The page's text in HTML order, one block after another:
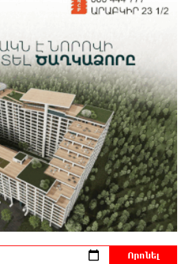
է բացել Հորմուզի
եթե ԱՄՆ-ն ընդունի
2026
անցկացվել է հաշմանդամություն
անձանց միջազգային մարզական
2026
Արևմուտքի
Հայաստանի
սցենարը